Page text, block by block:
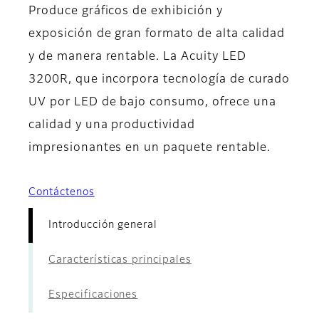
Produce gráficos de exhibición y
exposición de gran formato de alta calidad
y de manera rentable. La Acuity LED
3200R, que incorpora tecnología de curado
UV por LED de bajo consumo, ofrece una
calidad y una productividad
impresionantes en un paquete rentable.
Contáctenos
Introducción general
Características principales
Especificaciones